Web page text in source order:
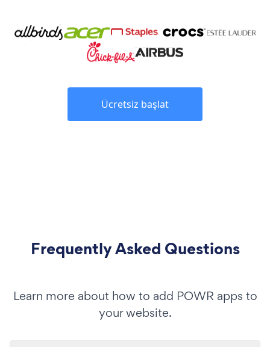
Ücretsiz başlat
Frequently Asked Questions
Learn more about how to add POWR apps to
your website.